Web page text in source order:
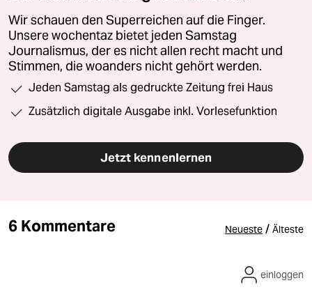
Wir schauen den Superreichen auf die Finger.
Unsere wochentaz bietet jeden Samstag
Journalismus, der es nicht allen recht macht und
Stimmen, die woanders nicht gehört werden.
Jeden Samstag als gedruckte Zeitung frei Haus
Zusätzlich digitale Ausgabe inkl. Vorlesefunktion
Jetzt kennenlernen
6 Kommentare Neueste / Älteste
einloggen